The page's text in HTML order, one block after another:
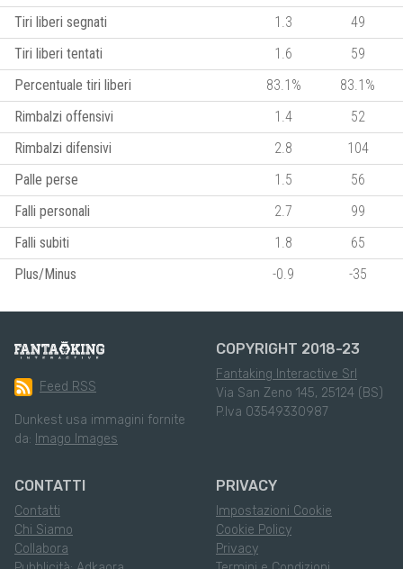
Tiri liberi segnati
1.3
49
Tiri liberi tentati
1.6
59
Percentuale tiri liberi
83.1%
83.1%
Rimbalzi offensivi
1.4
52
Rimbalzi difensivi
2.8
104
Palle perse
1.5
56
Falli personali
2.7
99
Falli subiti
1.8
65
Plus/Minus
-0.9 -35
Feed RSS
Dunkest usa immagini fornite
da: Imago Images
COPYRIGHT 2018-23
Fantaking Interactive Srl
Via San Zeno 145, 25124 (BS)
P.Iva 03549330987
CONTATTI
Contatti
Chi Siamo
Collabora
PRIVACY
Impostazioni Cookie
Cookie Policy
Privacy